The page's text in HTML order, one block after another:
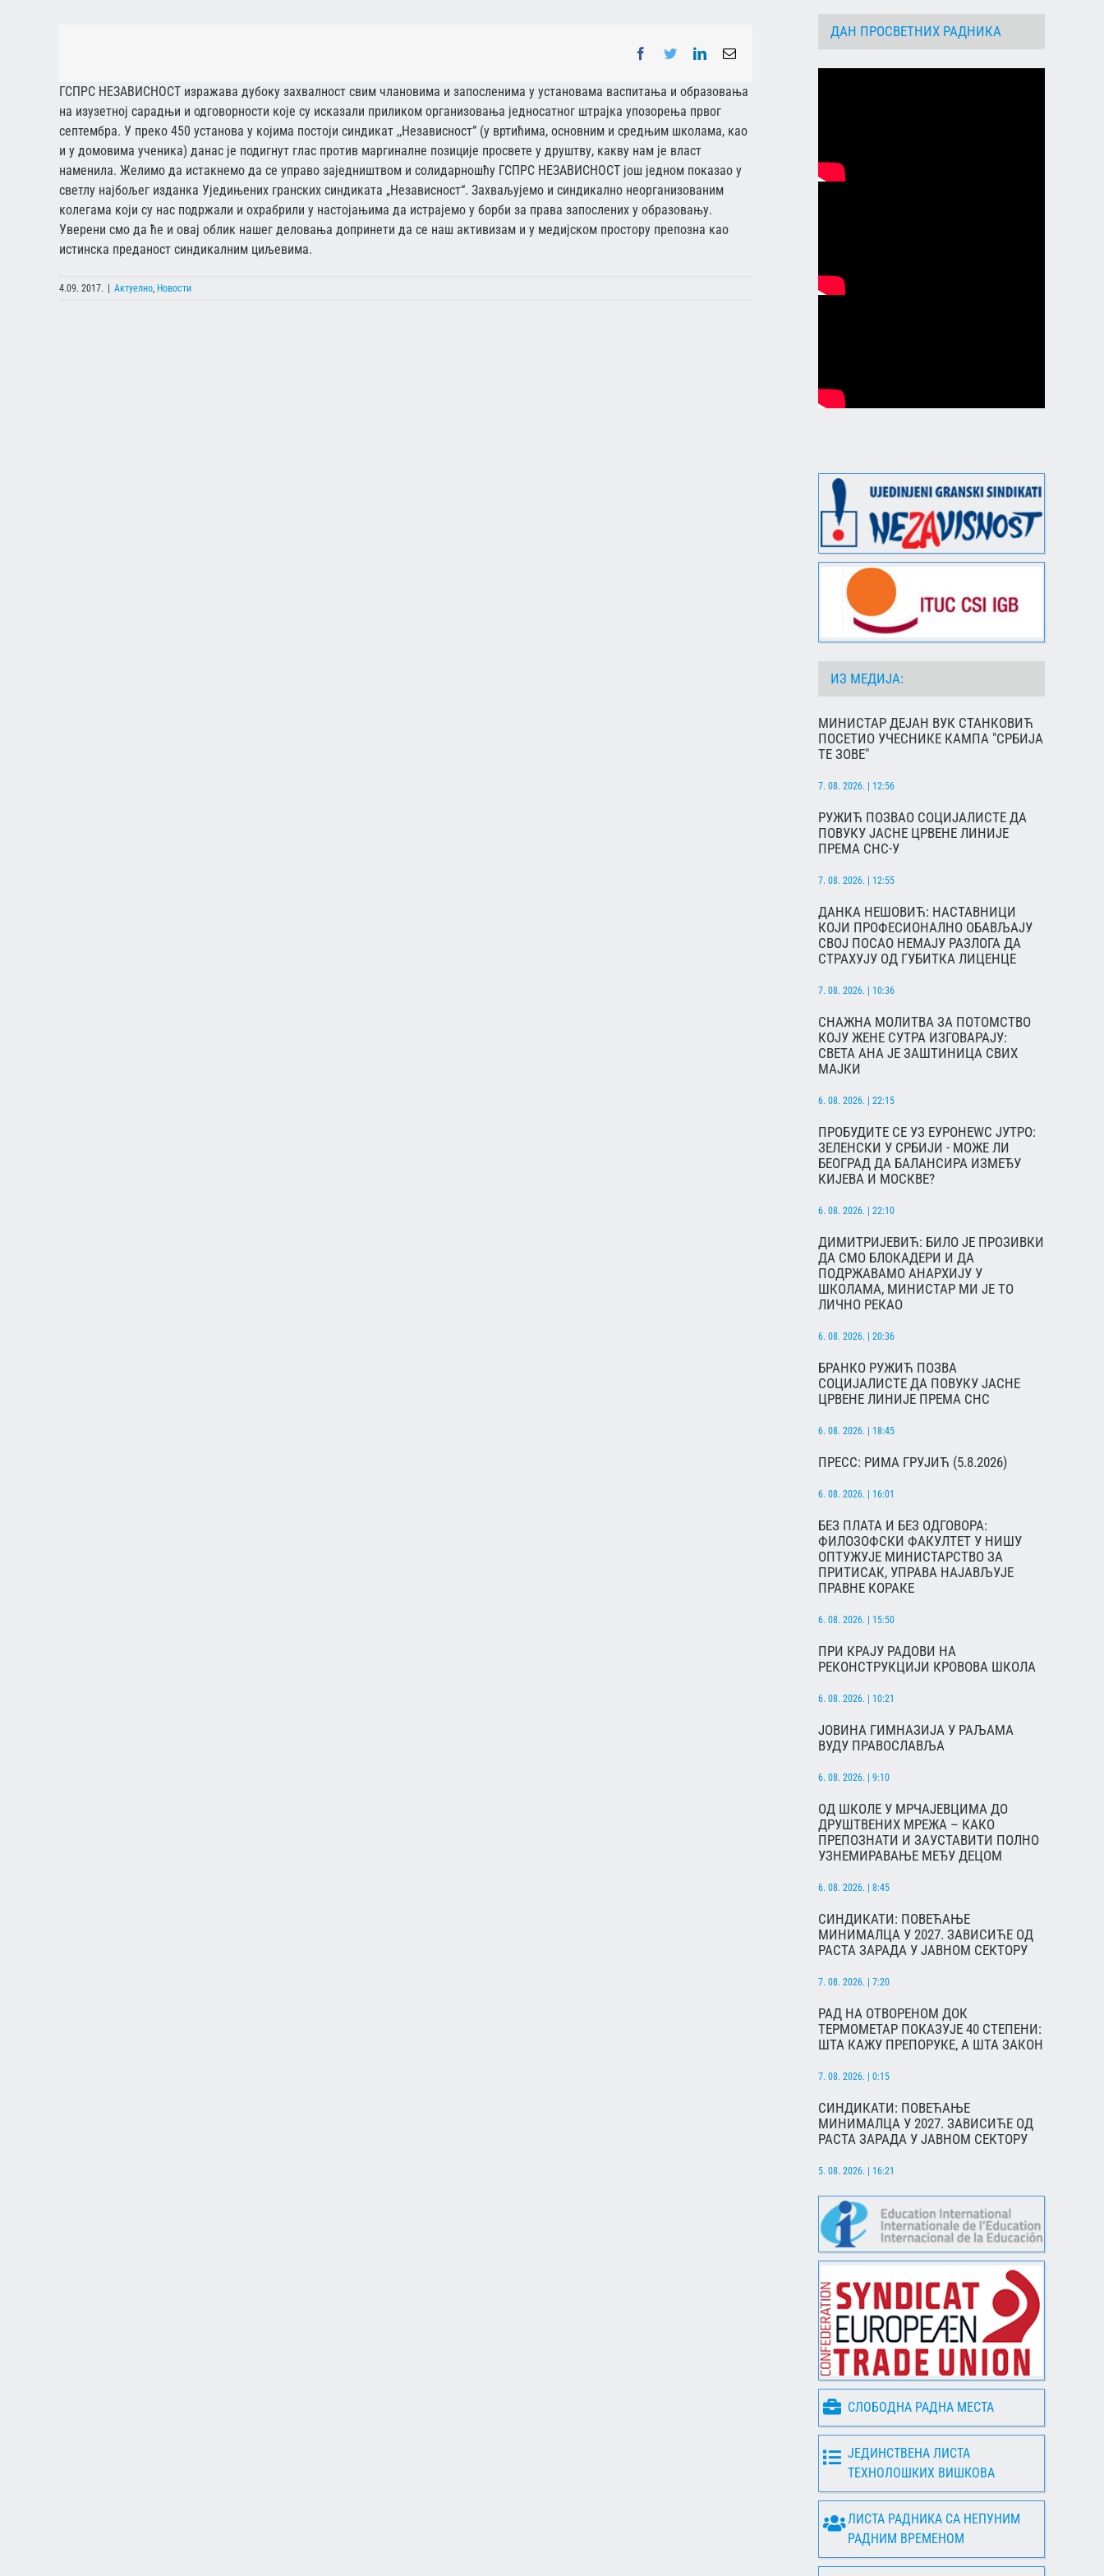
Facebook
TwitterLinkedInEmail
ГСПРС НЕЗАВИСНОСТ изражава дубоку захвалност свим члановима и запосленима у установама васпитања и образовања
на изузетној сарадњи и одговорности које су исказали приликом организовања једносатног штрајка упозорења првог
септембра. У преко 450 установа у којима постоји синдикат ,,Независност” (у вртићима, основним и средњим школама, као
и у домовима ученика) данас је подигнут глас против маргиналне позиције просвете у друштву, какву нам је власт
наменила. Желимо да истакнемо да се управо заједништвом и солидарношћу ГСПРС НЕЗАВИСНОСТ још једном показао у
светлу најбољег изданка Уједињених гранских синдиката „Независност“. Захваљујемо и синдикално неорганизованим
колегама који су нас подржали и охрабрили у настојањима да истрајемо у борби за права запослених у образовању.
Уверени смо да ће и овај облик нашег деловања допринети да се наш активизам и у медијском простору препозна као
истинска преданост синдикалним циљевима.
4.09. 2017. Актуелно, Новости
ДАН ПРОСВЕТНИХ РАДНИКА
ИЗ МЕДИЈА:
МИНИСТАР ДЕЈАН ВУК СТАНКОВИЋ
ПОСЕТИО УЧЕСНИКЕ КАМПА "СРБИЈА
ТЕ ЗОВЕ"
7. 08. 2026. | 12:56
РУЖИЋ ПОЗВАО СОЦИЈАЛИСТЕ ДА
ПОВУКУ ЈАСНЕ ЦРВЕНЕ ЛИНИЈЕ
ПРЕМА СНС-У
7. 08. 2026. | 12:55
ДАНКА НЕШОВИЋ: НАСТАВНИЦИ
КОЈИ ПРОФЕСИОНАЛНО ОБАВЉАЈУ
СВОЈ ПОСАО НЕМАЈУ РАЗЛОГА ДА
СТРАХУЈУ ОД ГУБИТКА ЛИЦЕНЦЕ
7. 08. 2026. | 10:36
СНАЖНА МОЛИТВА ЗА ПОТОМСТВО
КОЈУ ЖЕНЕ СУТРА ИЗГОВАРАЈУ:
СВЕТА АНА ЈЕ ЗАШТИНИЦА СВИХ
МАЈКИ
6. 08. 2026. | 22:15
ПРОБУДИТЕ СЕ УЗ ЕУРОНЕWС ЈУТРО:
ЗЕЛЕНСКИ У СРБИЈИ - МОЖЕ ЛИ
БЕОГРАД ДА БАЛАНСИРА ИЗМЕЂУ
КИЈЕВА И МОСКВЕ?
6. 08. 2026. | 22:10
ДИМИТРИЈЕВИЋ: БИЛО ЈЕ ПРОЗИВКИ
ДА СМО БЛОКАДЕРИ И ДА
ПОДРЖАВАМО АНАРХИЈУ У
ШКОЛАМА, МИНИСТАР МИ ЈЕ ТО
ЛИЧНО РЕКАО
6. 08. 2026. | 20:36
БРАНКО РУЖИЋ ПОЗВА
СОЦИЈАЛИСТЕ ДА ПОВУКУ ЈАСНЕ
ЦРВЕНЕ ЛИНИЈЕ ПРЕМА СНС
6. 08. 2026. | 18:45
ПРЕСС: РИМА ГРУЈИЋ (5.8.2026)
6. 08. 2026. | 16:01
БЕЗ ПЛАТА И БЕЗ ОДГОВОРА:
ФИЛОЗОФСКИ ФАКУЛТЕТ У НИШУ
ОПТУЖУЈЕ МИНИСТАРСТВО ЗА
ПРИТИСАК, УПРАВА НАЈАВЉУЈЕ
ПРАВНЕ КОРАКЕ
6. 08. 2026. | 15:50
ПРИ КРАЈУ РАДОВИ НА
РЕКОНСТРУКЦИЈИ КРОВОВА ШКОЛА
6. 08. 2026. | 10:21
ЈОВИНА ГИМНАЗИЈА У РАЉАМА
ВУДУ ПРАВОСЛАВЉА
6. 08. 2026. | 9:10
ОД ШКОЛЕ У МРЧАЈЕВЦИМА ДО
ДРУШТВЕНИХ МРЕЖА – КАКО
ПРЕПОЗНАТИ И ЗАУСТАВИТИ ПОЛНО
УЗНЕМИРАВАЊЕ МЕЂУ ДЕЦОМ
6. 08. 2026. | 8:45
СИНДИКАТИ: ПОВЕЋАЊЕ
МИНИМАЛЦА У 2027. ЗАВИСИЋЕ ОД
РАСТА ЗАРАДА У ЈАВНОМ СЕКТОРУ
7. 08. 2026. | 7:20
РАД НА ОТВОРЕНОМ ДОК
ТЕРМОМЕТАР ПОКАЗУЈЕ 40 СТЕПЕНИ:
ШТА КАЖУ ПРЕПОРУКЕ, А ШТА ЗАКОН
7. 08. 2026. | 0:15
СИНДИКАТИ: ПОВЕЋАЊЕ
МИНИМАЛЦА У 2027. ЗАВИСИЋЕ ОД
РАСТА ЗАРАДА У ЈАВНОМ СЕКТОРУ
5. 08. 2026. | 16:21
СЛОБОДНА РАДНА МЕСТА
ЈЕДИНСТВЕНА ЛИСТА
ТЕХНОЛОШКИХ ВИШКОВА
ЛИСТА РАДНИКА СА НЕПУНИМ
РАДНИМ ВРЕМЕНОМ